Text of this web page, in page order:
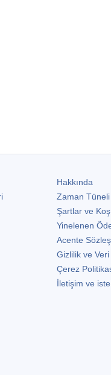
Hakkında
Zaman Tüneli
Şartlar ve
Yinelenen
Acente
Gizlilik ve
Çerez
İletişim ve